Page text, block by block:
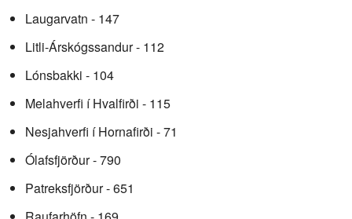
Laugarvatn - 147
Litli-Árskógssandur - 112
Lónsbakki - 104
Melahverfi í Hvalfirði - 115
Nesjahverfi í Hornafirði - 71
Ólafsfjörður - 790
Patreksfjörður - 651